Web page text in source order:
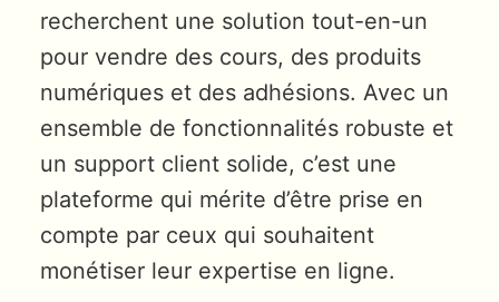
recherchent une solution tout-en-un
pour vendre des cours, des produits
numériques et des adhésions. Avec un
ensemble de fonctionnalités robuste et
un support client solide, c’est une
plateforme qui mérite d’être prise en
compte par ceux qui souhaitent
monétiser leur expertise en ligne.